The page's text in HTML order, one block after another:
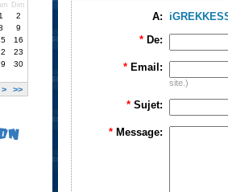
A:
* De:
* Email:
site.)
* Sujet:
* Message:
Dim
> >>
1
2
9
16
23
30